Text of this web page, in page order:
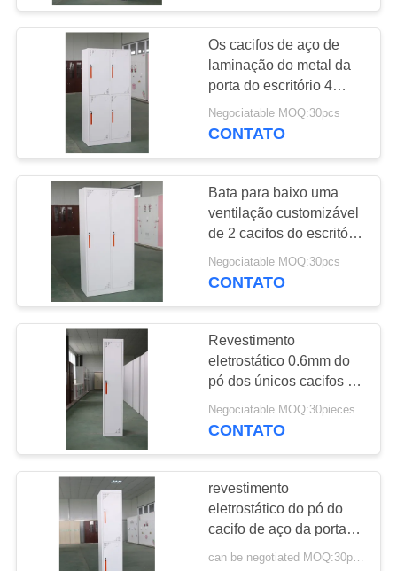
Armário de
armazenamento
magro do metal
60
Cremalheiras de
aço do
armazenamento
16
Mesa da estação de
trabalho do
escritório
44
Os cacifos de aço de
laminação do metal da
porta do escritório 4
pulverizam o
revestimento para a
Negociatable MOQ:30pcs
CONTATO
Bata para baixo uma
ventilação customizável
de 2 cacifos do escritório
do metal da porta
Negociatable MOQ:30pcs
CONTATO
Revestimento
eletrostático 0.6mm do
pó dos únicos cacifos de
aço do escritório da
porta densamente
Negociatable MOQ:30pieces
CONTATO
revestimento
eletrostático do pó do
cacifo de aço da porta
da escola 2 de 0.5mm
can be negotiated MOQ:30pcs